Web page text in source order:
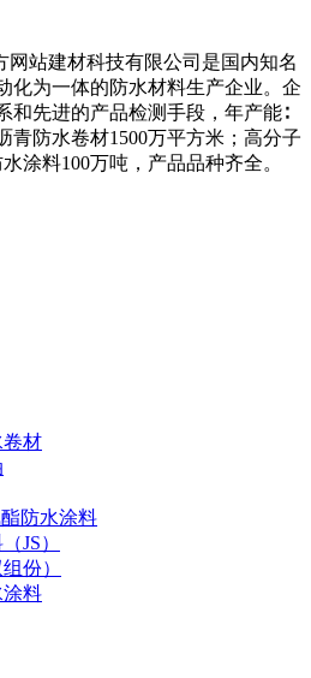
网站建材科技有限公司是国内知名
化为一体的防水材料生产企业。企
和先进的产品检测手段，年产能∶
青防水卷材1500万平方米；高分子
涂料100万吨，产品品种齐全。
材
防水涂料
JS）
份）
料